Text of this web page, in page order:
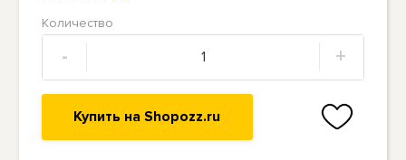
Количество
- +
Купить на Shopozz.ru